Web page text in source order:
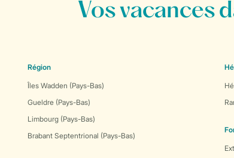
Vos vacances
Région
Îles Wadden (Pays-Bas)
Gueldre (Pays-Bas)
Limbourg (Pays-Bas)
Brabant Septentrional (Pays-Bas)